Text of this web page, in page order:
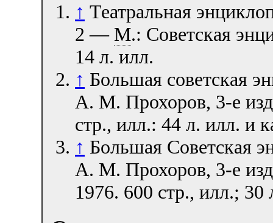
↑ Театральная
2 — М.: Советская
14 л. илл.
↑ Большая советская
А. М. Прохоров, 3-е
стр., илл.: 44 л. илл. и
↑ Большая Советская
А. М. Прохоров, 3-е
1976. 600 стр., илл.; 30